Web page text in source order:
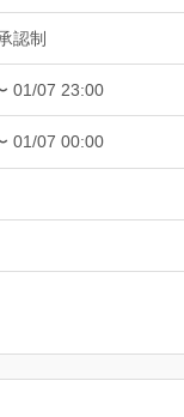
認制
01/07 23:00
01/07 00:00